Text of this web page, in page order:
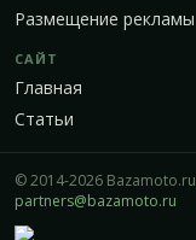
Размещение рекламы
САЙТ
Главная
Статьи
© 2014-2026 Bazamoto.ru
partners@bazamoto.ru